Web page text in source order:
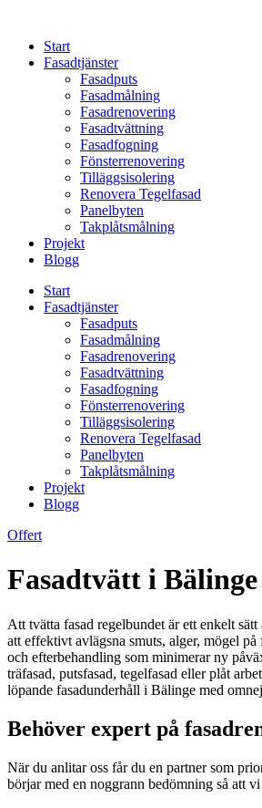
contentStart
Fasadtjänster
Fasadputs
Fasadmålning
Fasadrenovering
Fasadtvättning
Fasadfogning
Fönsterrenovering
Tilläggsisolering
Renovera Tegelfasad
Panelbyten
Takplåtsmålning
Projekt
Blogg
Start
Fasadtjänster
Fasadputs
Fasadmålning
Fasadrenovering
Fasadtvättning
Fasadfogning
Fönsterrenovering
Tilläggsisolering
Renovera Tegelfasad
Panelbyten
Takplåtsmålning
Projekt
Blogg
Offert
Fasadtvätt i
Att tvätta fasad regelbundet är ett enkelt
att effektivt avlägsna smuts, alger, mögel
och efterbehandling som minimerar ny
träfasad, putsfasad, tegelfasad eller plåt
löpande fasadunderhåll i Bälinge med
Behöver expert på
När du anlitar oss får du en partner som
börjar med en noggrann bedömning så att